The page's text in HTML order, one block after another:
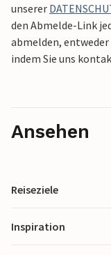
unserer
den Abmelde-Link
abmelden, entweder
indem Sie uns
Ansehen
Reiseziele
Inspiration